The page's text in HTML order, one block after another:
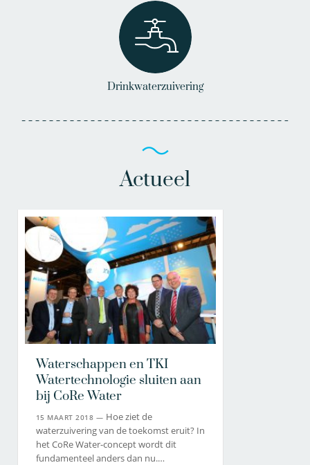
Drinkwaterzuivering
Actueel
Waterschappen en TKI
Watertechnologie sluiten aan
bij CoRe Water
15 MAART 2018 — Hoe ziet de
waterzuivering van de toekomst eruit? In
het CoRe Water-concept wordt dit
fundamenteel anders dan nu.…